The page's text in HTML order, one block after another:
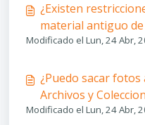
¿Existen
material antiguo de
Colecciones
Modificado el Lun, 24 Abr,
¿Puedo sacar fotos
Archivos y
celular o cámara
Modificado el Lun, 24 Abr,